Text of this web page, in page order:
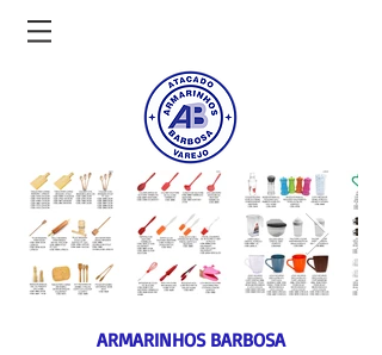
ARMARINHOS BARBOSA